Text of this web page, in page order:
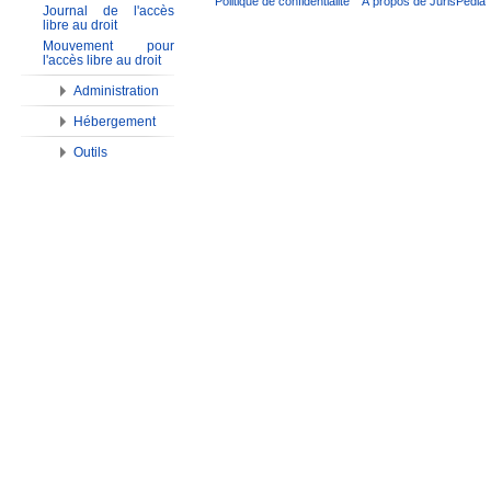
Journal de l'accès
libre au droit
Mouvement pour
l'accès libre au droit
Administration
Hébergement
Outils